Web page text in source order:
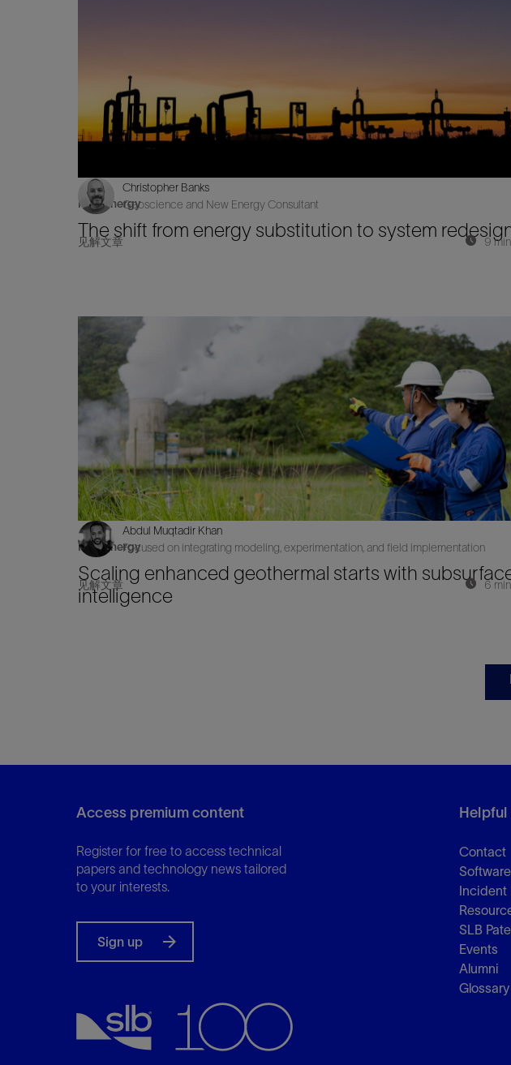
Christopher Banks
Geoscience and New Energy Consultant
见解文章 9
New Energy
The shift from energy substitution to system
Abdul Muqtadir Khan
Focused on integrating modeling, experimentation, and field implementation
见解文章 6
New Energy
Scaling enhanced geothermal starts with
intelligence
Access premium content
Register for free to access technical
papers and technology news tailored
to your interests.
Sign up
Helpful
Contact
Incident
SLB
Events
Alumni
Glossary